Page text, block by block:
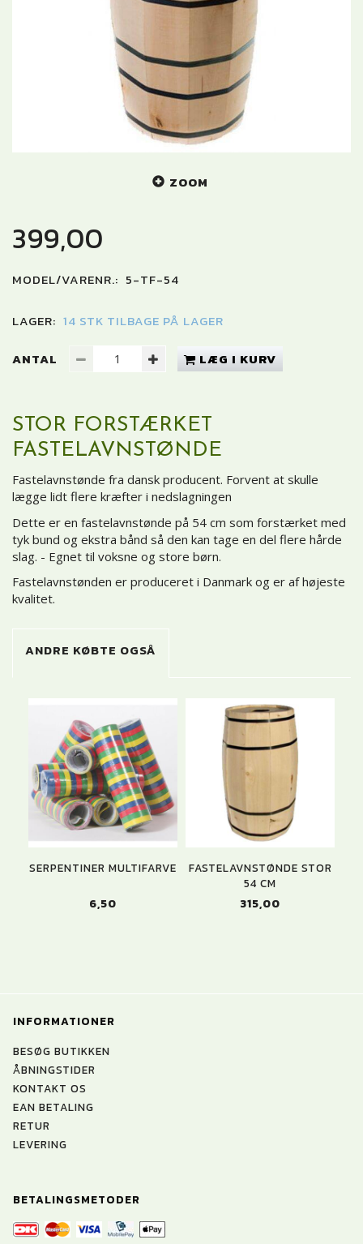
ZOOM
399,00
MODEL/VARENR.: 5-TF-54
LAGER: 14 STK TILBAGE PÅ LAGER
ANTAL LÆG I KURV
STOR FORSTÆRKET
FASTELAVNSTØNDE
Fastelavnstønde fra dansk producent. Forvent at skulle
lægge lidt flere kræfter i nedslagningen
Dette er en fastelavnstønde på 54 cm som forstærket med
tyk bund og ekstra bånd så den kan tage en del flere hårde
slag. - Egnet til voksne og store børn.
Fastelavnstønden er produceret i Danmark og er af højeste
kvalitet.
ANDRE KØBTE OGSÅ
SERPENTINER MULTIFARVE
6,50
FASTELAVNSTØNDE STOR
54 CM
315,00
INFORMATIONER
BESØG BUTIKKEN
ÅBNINGSTIDER
KONTAKT OS
EAN BETALING
RETUR
LEVERING
BETALINGSMETODER